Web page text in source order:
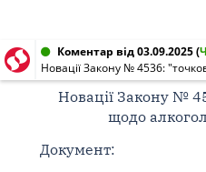
Коментар від 03.09.2025(
Новації Закону №
щодо
Документ: